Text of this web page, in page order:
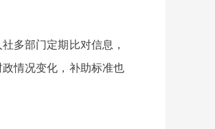
多部门定期比对信息，
情况变化，补助标准也